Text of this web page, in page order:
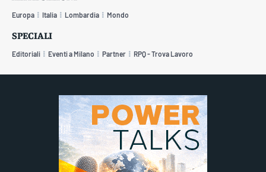
Europa Italia Lombardia Mondo
SPECIALI
Editoriali Eventi a Milano Partner RPQ - Trova Lavoro